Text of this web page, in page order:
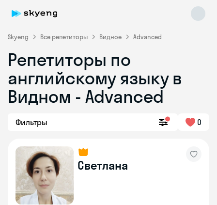
Skyeng Все репетиторы Видное Advanced
Репетиторы по
английскому языку в
Видном - Advanced
Фильтры 0
Светлана
Skyeng Chat